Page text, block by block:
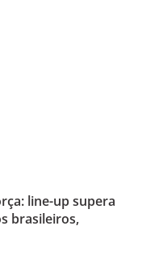
line-up supera
brasileiros,